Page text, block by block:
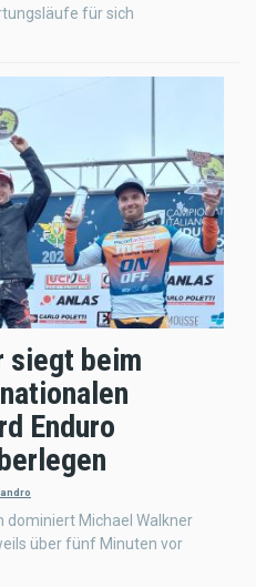
für sich
siegt beim
Enduro
dominiert Michael Walkner
über fünf Minuten vor